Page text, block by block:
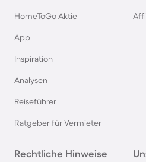
Ferienparks in Schweden
Ferienparks in Holland
Seenplatte
HomeToGo Aktie
App
Inspiration
Analysen
Reiseführer
Ratgeber für Vermieter
Rechtliche Hinweise